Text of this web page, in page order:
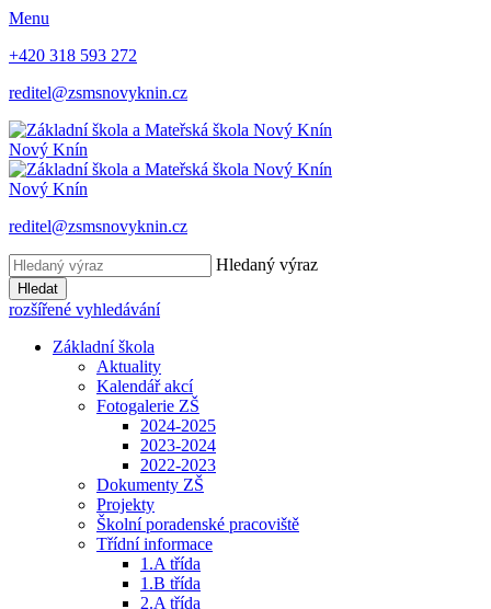
Menu
+420 318 593 272
reditel@zsmsnovyknin.cz
Nový Knín
Nový Knín
reditel@zsmsnovyknin.cz
Hledaný výraz
Hledat
rozšířené vyhledávání
Základní škola
Aktuality
Kalendář akcí
Fotogalerie ZŠ
2024-2025
2023-2024
2022-2023
Dokumenty ZŠ
Projekty
Školní poradenské pracoviště
Třídní informace
1.A třída
1.B třída
2.A třída